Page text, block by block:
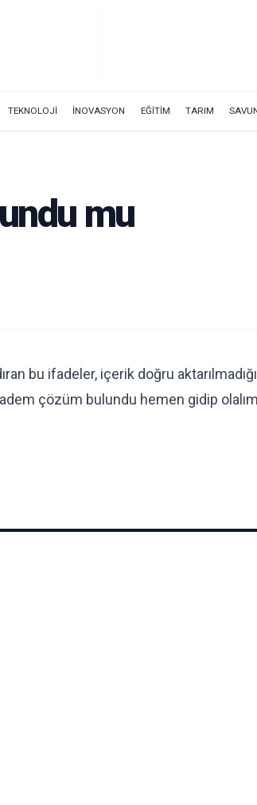
TEKNOLOJİ İNOVASYON EĞİTİM TARIM
mu
bu ifadeler, içerik doğru
çözüm bulundu hemen gidip